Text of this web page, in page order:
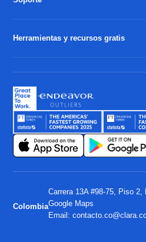
Herramientas y recursos gratis
Colombia
Carrera 13A #98-75, Piso 2,
Google Maps
Email: